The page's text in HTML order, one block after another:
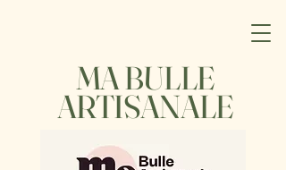
MA BULLE
ARTISANALE